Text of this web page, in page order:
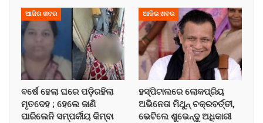
ଆଜିର ଖବର
ବର୍ଷେ ହେଲା ଘରେ ପଡ଼ିରହିଲା
ମୃତଦେହ ; ହେଲେ ଜାଣି
ପାରିଲେନି ସମ୍ପର୍କୀୟ କିମ୍ବା
ଆଜିର ଖବର
ହସ୍ପିଟାଲରେ ଲୋକପ୍ରିୟ
ଅଭିନେତା ମିଥୁନ୍ ଚକ୍ରବର୍ତ୍ତୀ,
ଭେଟିଲେ ଶୁଭେନ୍ଦୁ ଅଧିକାରୀ